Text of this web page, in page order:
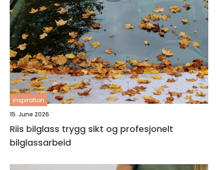
inspiration
15. June 2026
Riis bilglass trygg sikt og profesjonelt
bilglassarbeid